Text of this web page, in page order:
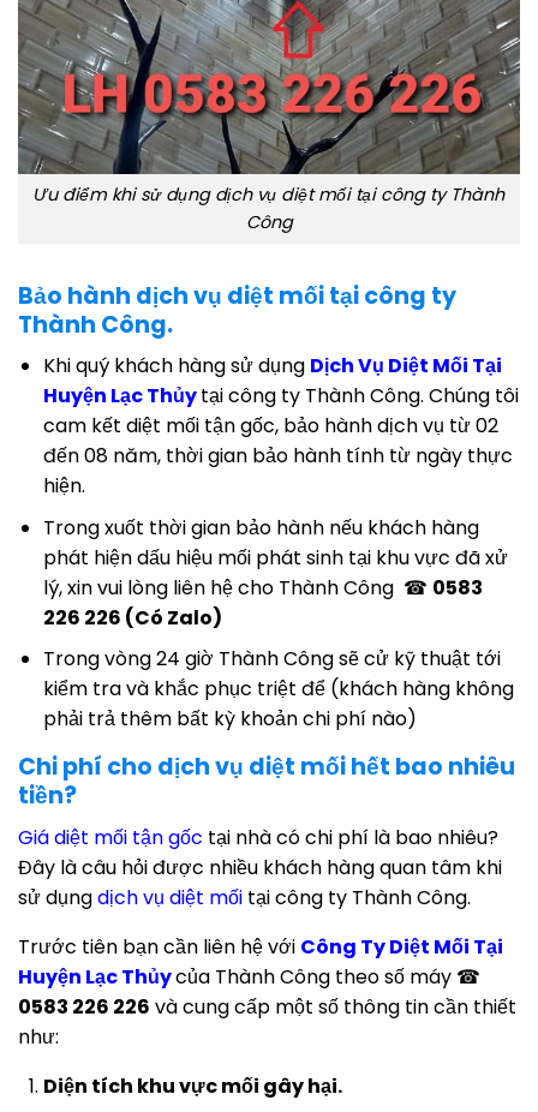
Ưu điểm khi sử dụng dịch vụ diệt mối tại công ty Thành
Công
Bảo hành dịch vụ diệt mối tại công ty
Thành Công.
Khi quý khách hàng sử dụng Dịch Vụ Diệt Mối Tại
Huyện Lạc Thủytại công ty Thành Công. Chúng tôi
cam kết diệt mối tận gốc, bảo hành dịch vụ từ 02
đến 08 năm, thời gian bảo hành tính từ ngày thực
hiện.
Trong xuốt thời gian bảo hành nếu khách hàng
phát hiện dấu hiệu mối phát sinh tại khu vực đã xử
lý, xin vui lòng liên hệ cho Thành Công ☎ 0583
226 226 (Có Zalo)
Trong vòng 24 giờ Thành Công sẽ cử kỹ thuật tới
kiểm tra và khắc phục triệt để (khách hàng không
phải trả thêm bất kỳ khoản chi phí nào)
Chi phí cho dịch vụ diệt mối hết bao nhiêu
tiền?
Giá diệt mối tận gốc tại nhà có chi phí là bao nhiêu?
Đây là câu hỏi được nhiều khách hàng quan tâm khi
sử dụngdịch vụ diệt mối tại công ty Thành Công.
Trước tiên bạn cần liên hệ với Công TyDiệt Mối Tại
Huyện Lạc Thủycủa Thành Công theo số máy ☎
0583 226 226 và cung cấp một số thông tin cần thiết
như:
Diện tích khu vực mối gây hại.